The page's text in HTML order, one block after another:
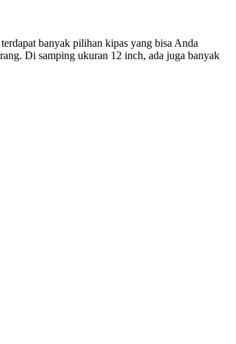
banyak pilihan kipas yang bisa Anda
Di samping ukuran 12 inch, ada juga banyak